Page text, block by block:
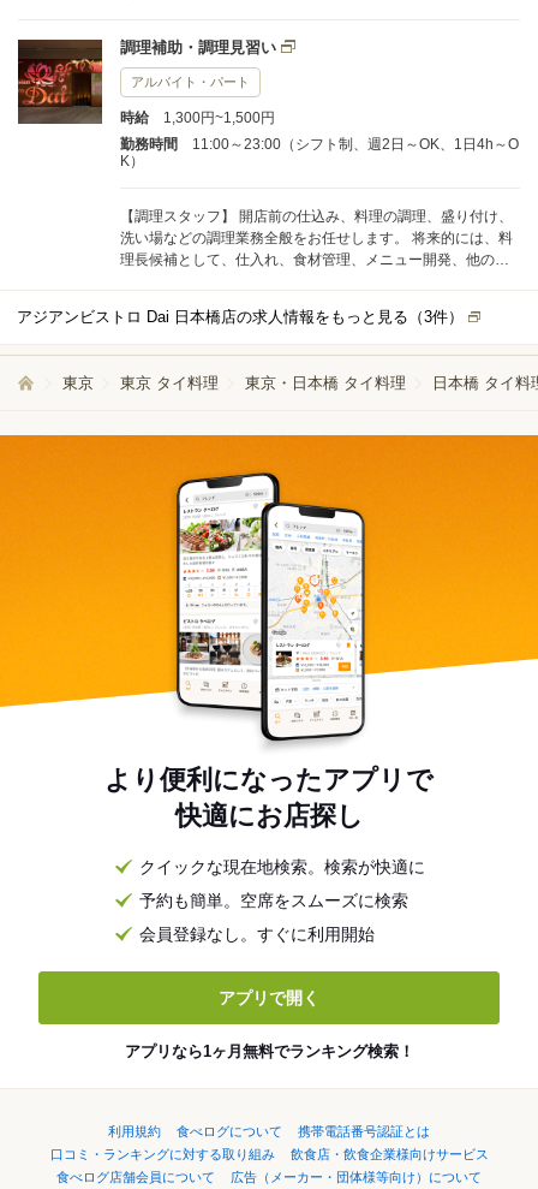
調理補助・調理見習い
アルバイト・パート
時給
1,300円~1,500円
勤務時間
11:00～23:00（シフト制、週2日～OK、1日4h～O
K）
【調理スタッフ】 開店前の仕込み、料理の調理、盛り付け、
洗い場などの調理業務全般をお任せします。 将来的には、料
理長候補として、仕入れ、食材管理、メニュー開発、他の調
アジアンビストロ Dai 日本橋店の求人情報をもっと見る（3件）
東京 東京 タイ料理 東京・日本橋 タイ料理 日本橋 タイ料
より便利になったアプリで
快適にお店探し
クイックな現在地検索。検索が快適に
予約も簡単。空席をスムーズに検索
会員登録なし。すぐに利用開始
アプリで開く
アプリなら1ヶ月無料でランキング検索！
利用規約 食べログについて
携帯電話番号認証とは
口コミ・ランキングに対する取り組み
飲食店・飲食企業様向けサービス
食べログ店舗会員について
広告（メーカー・団体様等向け）について